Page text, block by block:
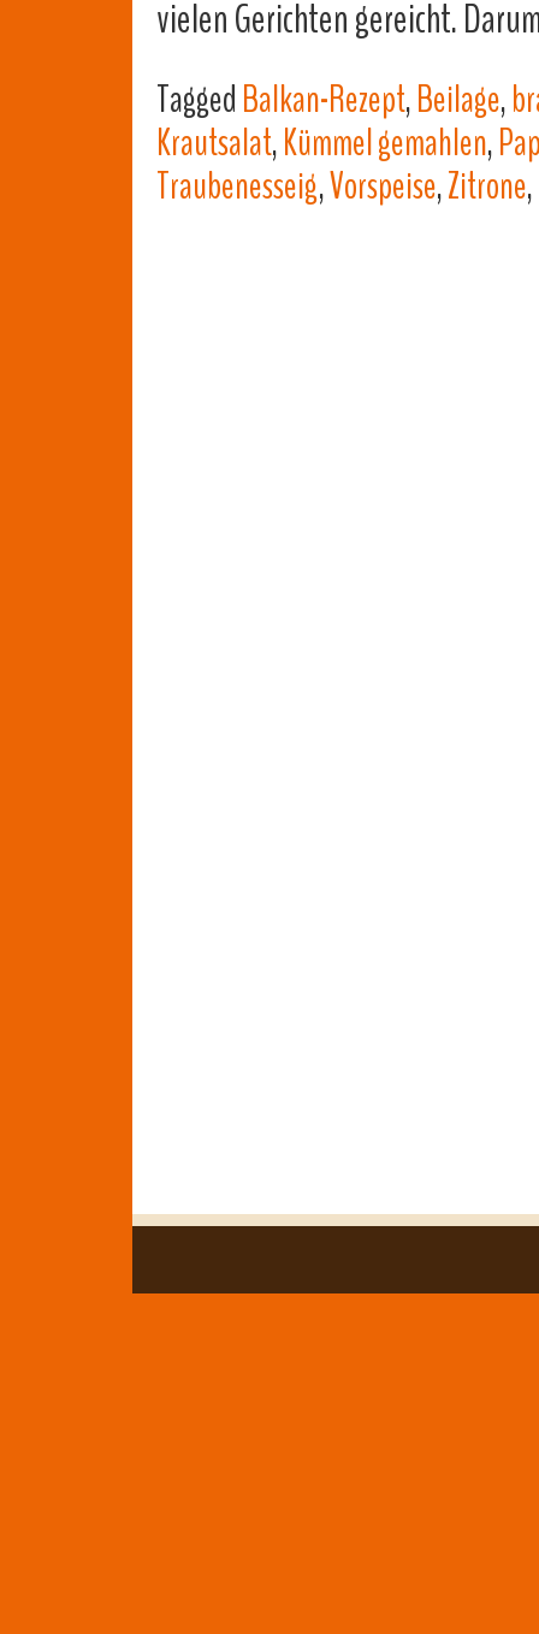
vielen Gerichten gereicht.
TaggedBalkan-Rezept,Beilage,
Krautsalat,Kümmel gemahlen,
Traubenesseig,Vorspeise,Zitrone,